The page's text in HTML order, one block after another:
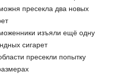
пресекла два новых
изъяли ещё одну
сигарет
пресекли попытку